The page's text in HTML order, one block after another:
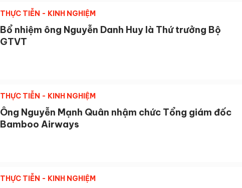
THỰC TIỄN - KINH NGHIỆM
Bổ nhiệm ông Nguyễn Danh Huy là Thứ trưởng Bộ
GTVT
THỰC TIỄN - KINH NGHIỆM
Ông Nguyễn Mạnh Quân nhậm chức Tổng giám đốc
Bamboo Airways
THỰC TIỄN - KINH NGHIỆM